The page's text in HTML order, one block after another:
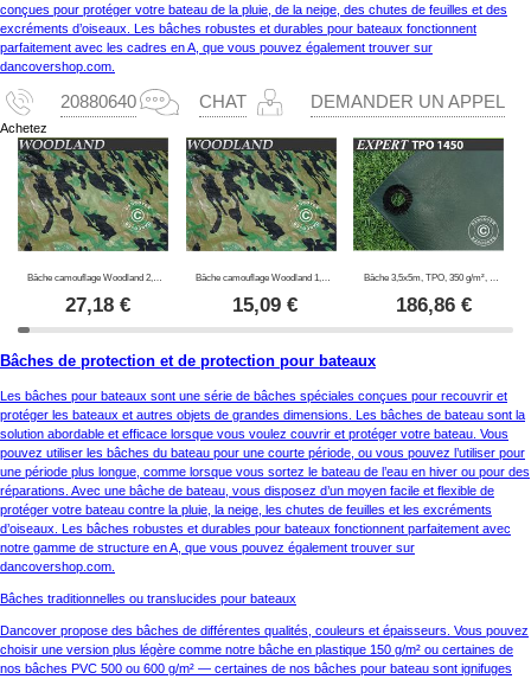
conçues pour protéger votre bateau de la pluie, de la neige, des chutes de feuilles et des
excréments d’oiseaux. Les bâches robustes et durables pour bateaux fonctionnent
parfaitement avec les cadres en A, que vous pouvez également trouver sur
dancovershop.com.
20880640 CHAT DEMANDER UN APPEL
Achetez
27,18€ 15,09 € 186,86€
Bâches de protection et de protection pour bateaux
Les bâches pour bateaux sont une série de bâches spéciales conçues pour recouvrir et
protéger les bateaux et autres objets de grandes dimensions. Les bâches de bateau sont la
solution abordable et efficace lorsque vous voulez couvrir et protéger votre bateau. Vous
pouvez utiliser les bâches du bateau pour une courte période, ou vous pouvez l’utiliser pour
une période plus longue, comme lorsque vous sortez le bateau de l’eau en hiver ou pour des
réparations. Avec une bâche de bateau, vous disposez d’un moyen facile et flexible de
protéger votre bateau contre la pluie, la neige, les chutes de feuilles et les excréments
d’oiseaux. Les bâches robustes et durables pour bateaux fonctionnent parfaitement avec
notre gamme de structure en A, que vous pouvez également trouver sur
dancovershop.com.
Bâches traditionnelles ou translucides pour bateaux
Dancover propose des bâches de différentes qualités, couleurs et épaisseurs. Vous pouvez
choisir une version plus légère comme notre bâche en plastique 150 g/m² ou certaines de
nos bâches PVC 500 ou 600 g/m² — certaines de nos bâches pour bateau sont ignifuges